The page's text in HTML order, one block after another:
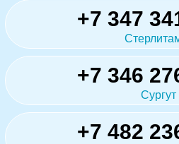
+7 347
+7 346
Сургут
+7 482